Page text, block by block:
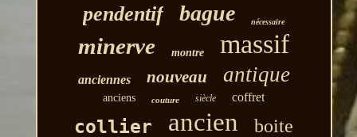
pendentif bague nécessaire
minerve montre massif
anciennes nouveau antique
anciens couture siècle coffret
collier ancien boite